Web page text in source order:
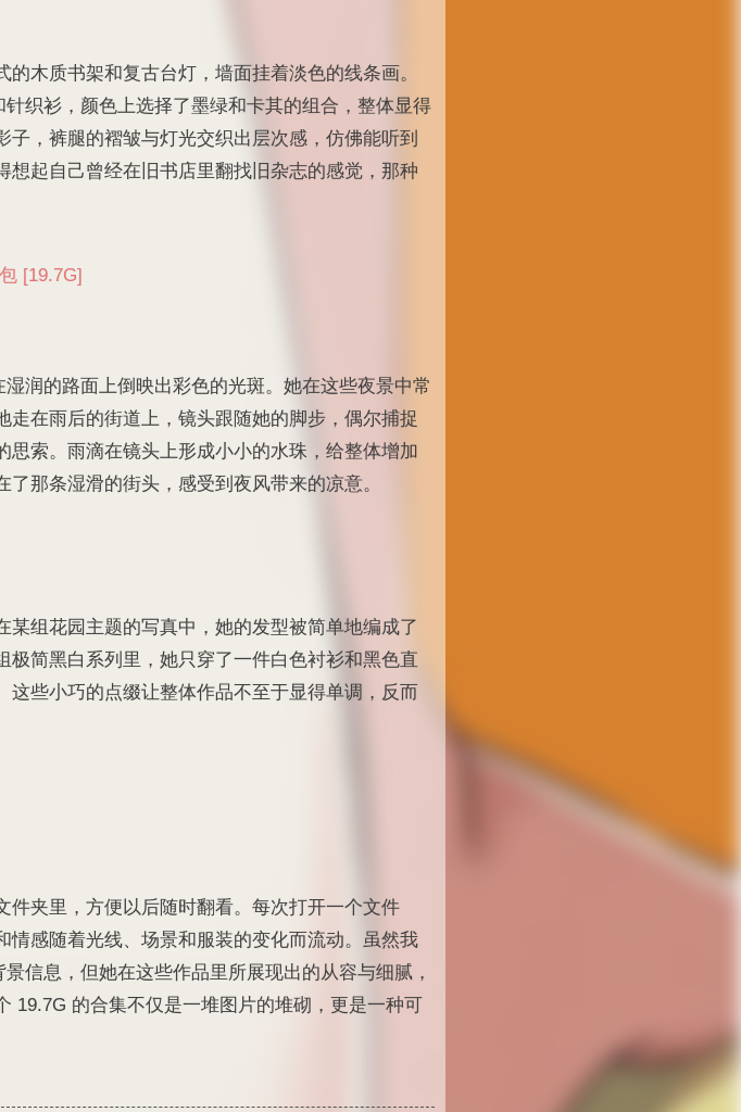
木质书架和复古台灯，墙面挂着淡色的线条画。
织衫，颜色上选择了墨绿和卡其的组合，整体显得
，裤腿的褶皱与灯光交织出层次感，仿佛能听到
起自己曾经在旧书店里翻找旧杂志的感觉，那种
[19.7G]
润的路面上倒映出彩色的光斑。她在这些夜景中常
在雨后的街道上，镜头跟随她的脚步，偶尔捕捉
索。雨滴在镜头上形成小小的水珠，给整体增加
那条湿滑的街头，感受到夜风带来的凉意。
组花园主题的写真中，她的发型被简单地编成了
简黑白系列里，她只穿了一件白色衬衫和黑色直
些小巧的点缀让整体作品不至于显得单调，反而
夹里，方便以后随时翻看。每次打开一个文件
感随着光线、场景和服装的变化而流动。虽然我
信息，但她在这些作品里所展现出的从容与细腻，
19.7G 的合集不仅是一堆图片的堆砌，更是一种可